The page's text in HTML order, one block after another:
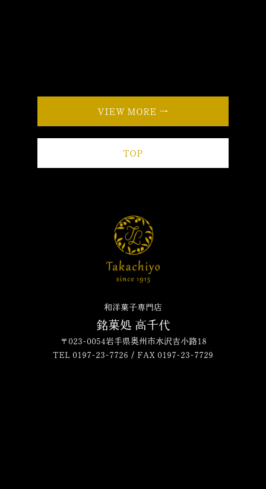
VIEW MORE →
TOP
和洋菓子専門店
銘菓処 高千代
〒023-0054岩手県奥州市水沢吉小路18
TEL 0197-23-7726 / FAX 0197-23-7729